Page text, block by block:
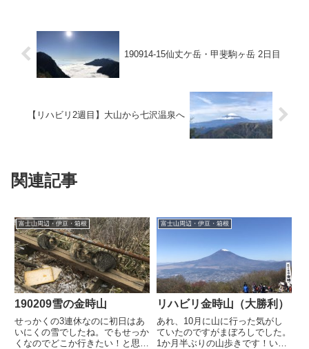
190914-15仙丈ケ岳・甲斐駒ヶ岳 2日目
【リハビリ2週目】大山から七沢温泉へ
関連記事
富士山周辺・伊豆・箱根
190209雪の金時山
せっかくの3連休なのに初日はあ
いにくの雪でしたね。でもせっか
くなのでどこか行きたい！と思い
富士山周辺・伊豆・箱根
リハビリ金時山（大勝利）
あれ、10月に山に行った気がし
ていたのですがまぼろしでした。
1か月半ぶりの山歩きです！いつ